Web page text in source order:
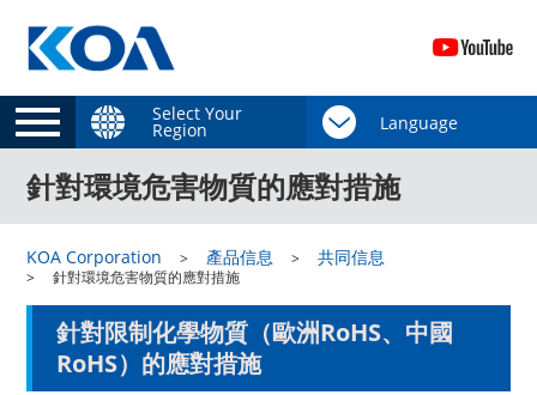
Select Your
Region
針對環境危害物質的應對措施
KOA Corporation 產品信息 共同信息
針對環境危害物質的應對措施
針對限制化學物質（歐洲RoHS、中國
RoHS）的應對措施